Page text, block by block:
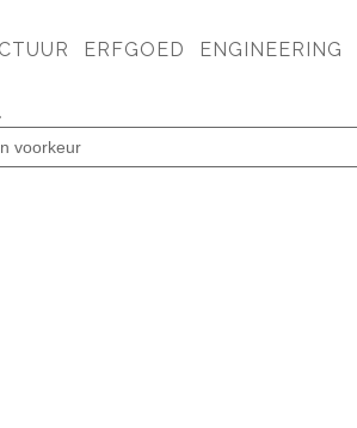
ERFGOED ENGINEERING